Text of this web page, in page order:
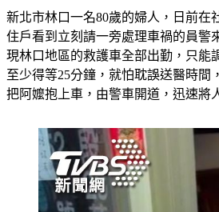
新北市林口一名80歲的婦人，日前在
住戶看到立刻請一旁處理車禍的員警
現林口地區的救護車全部出勤，只能
至少得等25分鐘，就怕耽誤送醫時間
把阿嬤抱上車，由警車開道，迅速將